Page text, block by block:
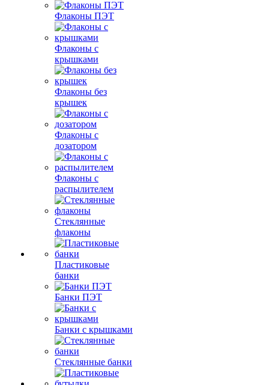
Флаконы ПЭТ
Флаконы с
крышками
Флаконы без
крышек
Флаконы с
дозатором
Флаконы с
распылителем
Стеклянные
флаконы
Пластиковые
банки
Банки ПЭТ
Банки с крышками
Стеклянные банки